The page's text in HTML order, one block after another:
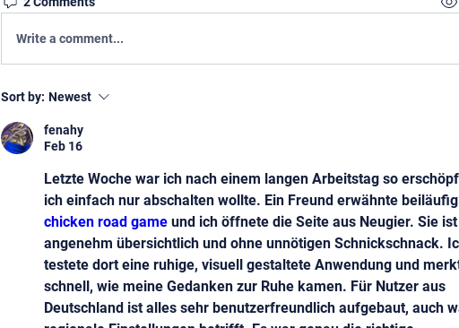
Write a comment...
Sort by: Newest
fenahy
Feb 16
Letzte Woche war ich nach einem langen Arbeitstag so
chicken road game und ich öffnete die Seite aus Neugier. Sie ist
angenehm übersichtlich und ohne unnötigen Schnickschnack.
testete dort eine ruhige, visuell gestaltete Anwendung und
schnell, wie meine Gedanken zur Ruhe kamen. Für Nutzer aus
Deutschland ist alles sehr benutzerfreundlich aufgebaut, auch